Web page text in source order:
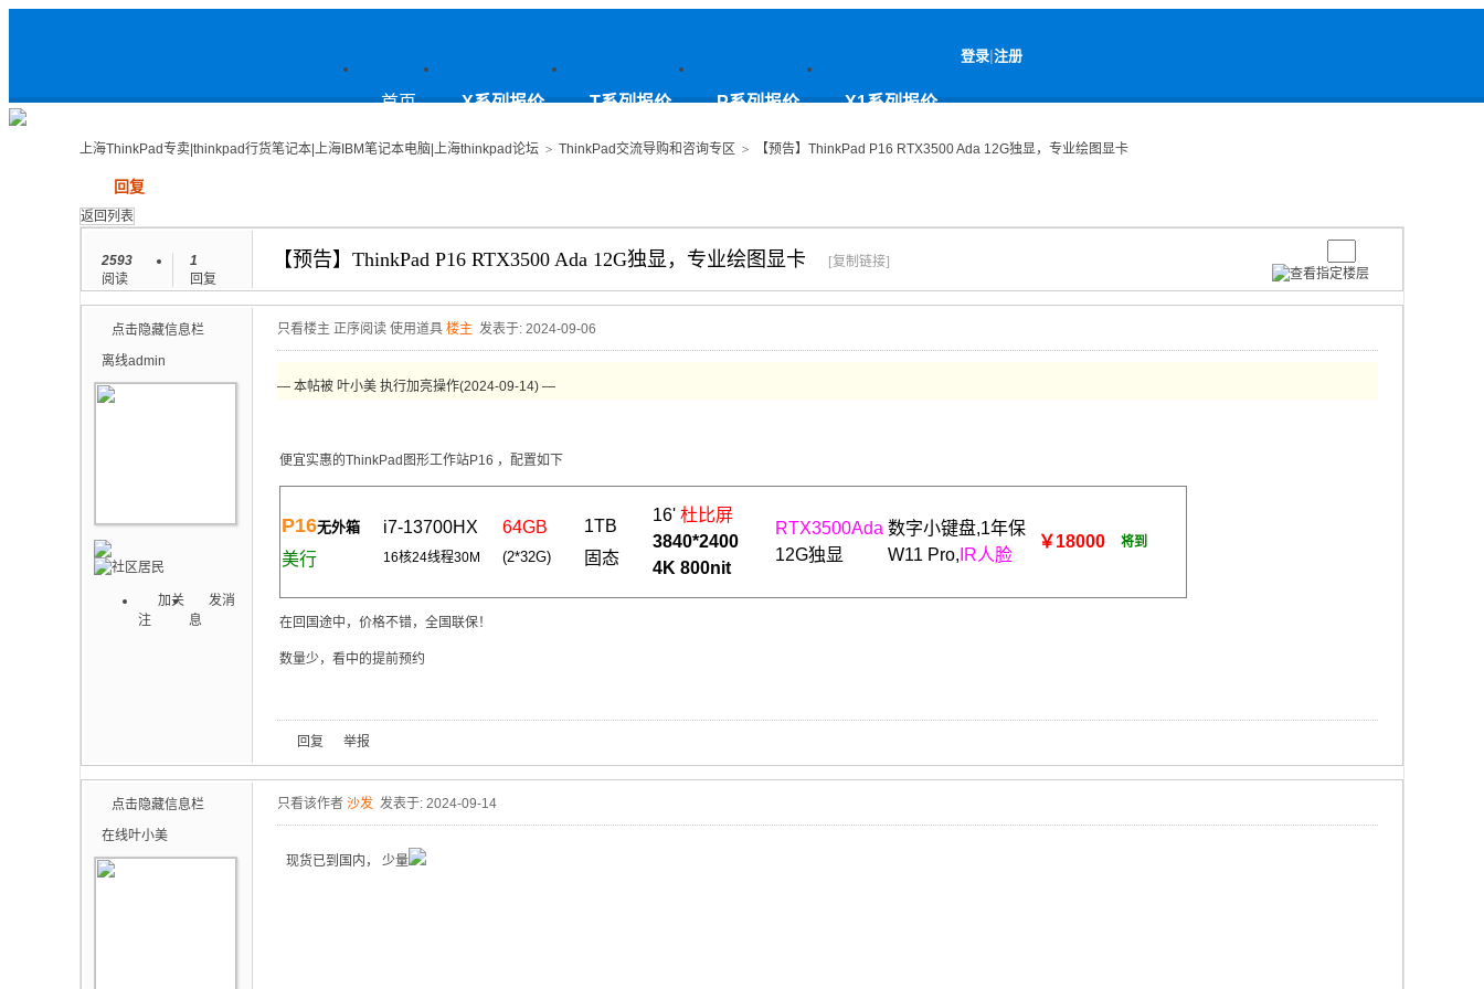
上
海ThinkPad专卖|thinkpad行货笔
记本|上海IBM笔记本电脑|上海
首页 X系列报价 T系列报价 P系列报价 X1系列报价
登录 注册
上海ThinkPad专卖|thinkpad行货笔记本|上海IBM笔记本电脑|上海thinkpad论坛 > ThinkPad交流导购和咨询专区 > 【预告】ThinkPad P16 RTX3500 Ada 12G独显，专业绘图显卡
回复
返回列表
2593
阅读
1
回复
【预告】ThinkPad P16 RTX3500 Ada 12G独显，专业绘图显卡 [复制链接]
点击隐藏信息栏
离线admin
加关
注
发消
息
只看楼主 正序阅读 使用道具 楼主 发表于: 2024-09-06
— 本帖被 叶小美 执行加亮操作(2024-09-14) —
便宜实惠的ThinkPad图形工作站P16 ，配置如下
P16无外箱
美行
i7-13700HX
16核24线程30M
64GB
(2*32G)
1TB
固态
16' 杜比屏
3840*2400
4K 800nit
RTX3500Ada
12G独显
数字小键盘,1年保
W11 Pro, IR人脸
￥18000 将到
在回国途中，价格不错，全国联保！
数量少，看中的提前预约
回复 举报
点击隐藏信息栏
在线叶小美
只看该作者 沙发 发表于: 2024-09-14
现货已到国内， 少量